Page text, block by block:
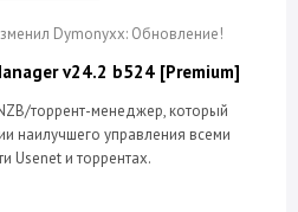
Dymonyxx: Обновление!
v24.2 b524 [Premium]
торрент-менеджер, который
наилучшего управления всеми
Usenet и торрентах.